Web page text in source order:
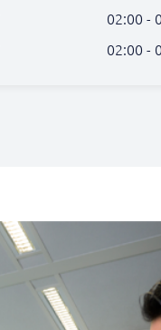
02:00 -
02:00 -